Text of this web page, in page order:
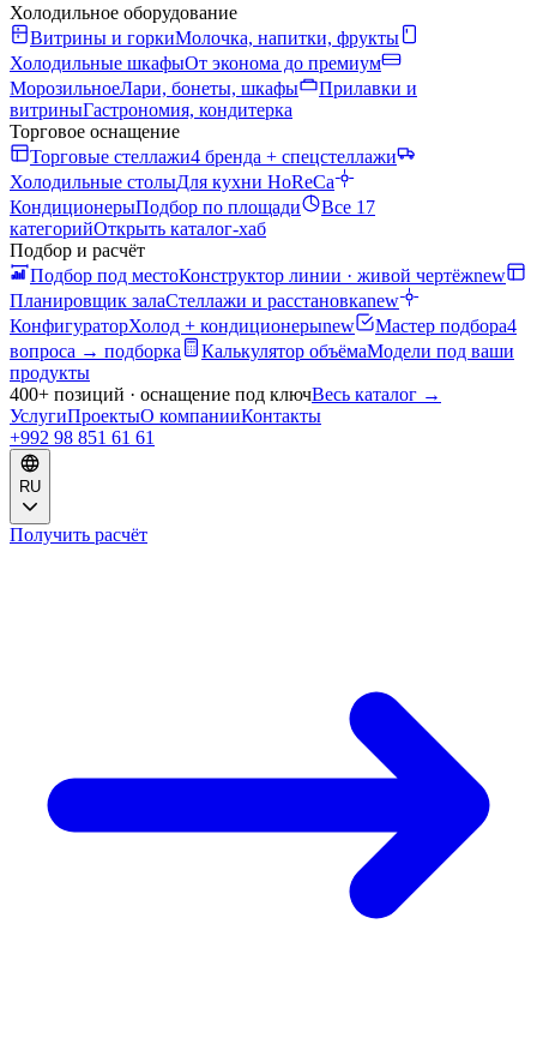
Холодильное оборудование
Витрины и горкиМолочка, напитки, фрукты
Холодильные шкафыОт эконома до премиум
МорозильноеЛари, бонеты, шкафы
Прилавки и
витриныГастрономия, кондитерка
Торговое оснащение
Торговые стеллажи4 бренда + спецстеллажи
Холодильные столыДля кухни HoReCa
КондиционерыПодбор по площади
Все 17
категорийОткрыть каталог-хаб
Подбор и расчёт
Подбор под местоКонструктор линии · живой чертёжnew
Планировщик залаСтеллажи и расстановкаnew
КонфигураторХолод + кондиционерыnew Мастер подбора4
вопроса → подборка
Калькулятор объёмаМодели под ваши
продукты
400+ позиций · оснащение под ключВесь каталог →
УслугиПроектыО компанииКонтакты
+992 98 851 61 61
RU
Получить расчёт